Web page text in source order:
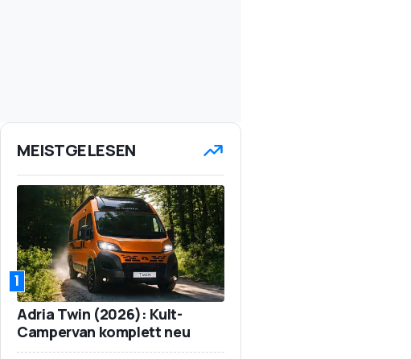
MEISTGELESEN
1
Adria Twin (2026): Kult-
Campervan komplett neu